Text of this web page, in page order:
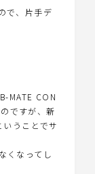
で、片手デ
MATE CON
ですが、新
うことでサ
くなってし